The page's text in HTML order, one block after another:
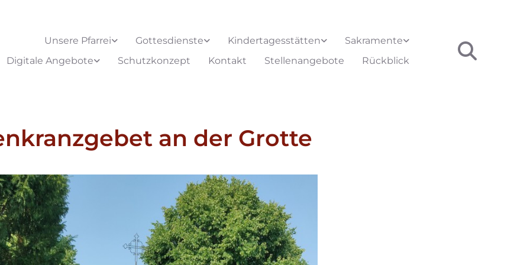
Unsere Pfarrei Gottesdienste Kindertagesstätten
Sakramente
Digitale Angebote
Schutzkonzept Kontakt Stellenangebote Rückblick
an der Grotte